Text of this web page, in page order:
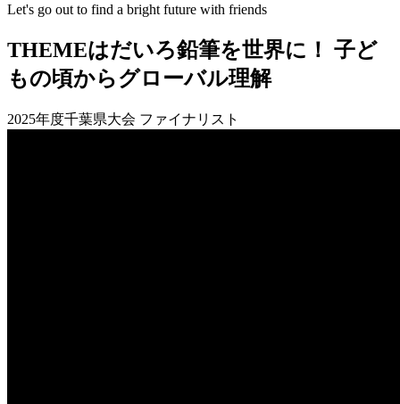
Let's go out to find a bright future with friends
THEMEはだいろ鉛筆を世界に！ 子ど
もの頃からグローバル理解
2025年度千葉県大会 ファイナリスト